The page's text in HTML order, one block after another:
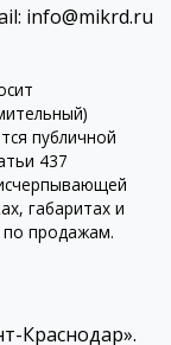
info@mikrd.ru
публичной
437
габаритах и
продажам.
Краснодар».